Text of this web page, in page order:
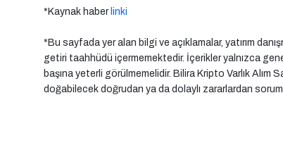
*Kaynak haber linki
*Bu sayfada yer alan bilgi ve açıklamalar, yatırım
getiri taahhüdü içermemektedir. İçerikler yalnızca
başına yeterli görülmemelidir. Bilira Kripto Varlık Alım
doğabilecek doğrudan ya da dolaylı zararlardan